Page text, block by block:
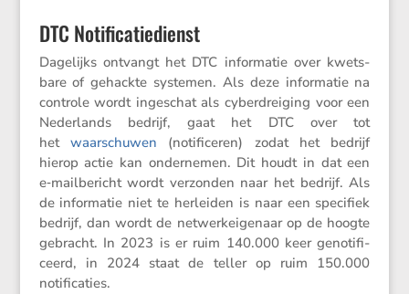
DTC Notificatiedienst
Dagelijks ontvangt het DTC infor­matie over kwets­
bare of gehackte systemen. Als deze infor­matie na
controle wordt ingeschat als cyber­drei­ging voor een
Neder­lands bedrijf, gaat het DTC over tot
het waarschuwen (notifi­ceren) zodat het bedrijf
hierop actie kan onder­nemen. Dit houdt in dat een
e‑mailbericht wordt verzonden naar het bedrijf. Als
de infor­matie niet te herleiden is naar een speci­fiek
bedrijf, dan wordt de netwerk­ei­ge­naar op de hoogte
gebracht. In 2023 is er ruim 140.000 keer genoti­fi­
ceerd, in 2024 staat de teller op ruim 150.000
notificaties.